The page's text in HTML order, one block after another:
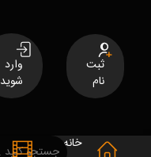
ثبت
نام
وارد
شوید
خانه